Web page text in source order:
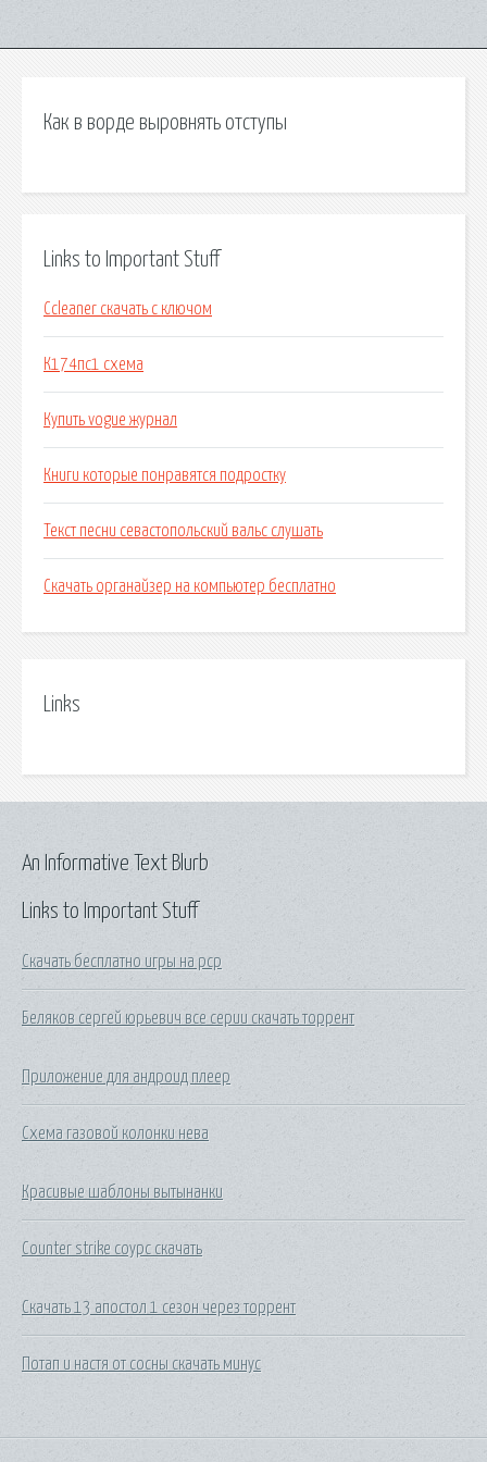
Как в ворде выровнять отступы
Links to Important Stuff
Ccleaner скачать с ключом
К174пс1 схема
Купить vogue журнал
Книги которые понравятся подростку
Текст песни севастопольский вальс слушать
Скачать органайзер на компьютер бесплатно
Links
Links to Important Stuff
Скачать бесплатно игры на рср
Беляков сергей юрьевич все серии скачать торрент
Приложение для андроид плеер
Схема газовой колонки нева
Красивые шаблоны вытынанки
Counter strike соурс скачать
Скачать 13 апостол 1 сезон через торрент
Потап и настя от сосны скачать минус
An Informative Text Blurb